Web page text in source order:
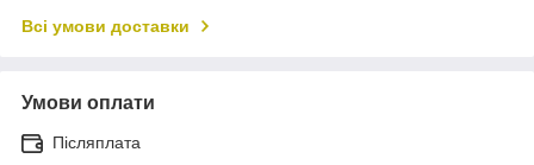
Всі умови доставки
Умови оплати
Післяплата